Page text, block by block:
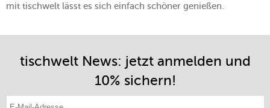
mit tischwelt lässt es sich einfach schöner genießen.
tischwelt News: jetzt anmelden und
10% sichern!
E-Mail-Adresse eintragen